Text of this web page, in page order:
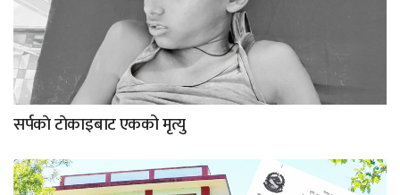
सर्पकाे टाेकाइबाट एकको मृत्यु